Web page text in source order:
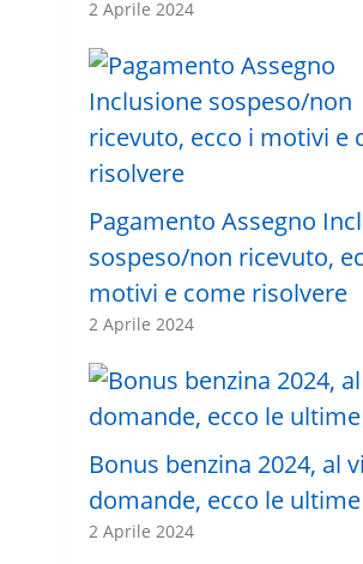
2 Aprile 2024
Pagamento Assegno
sospeso/non ricevuto,
motivi e come risolvere
2 Aprile 2024
Bonus benzina 2024, al
domande, ecco le
2 Aprile 2024